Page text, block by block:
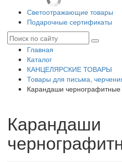
Светоотражающие товары
Подарочные сертификаты
Главная
Каталог
КАНЦЕЛЯРСКИЕ ТОВАРЫ
Товары для письма,
Карандаши чернографитные
Карандаши